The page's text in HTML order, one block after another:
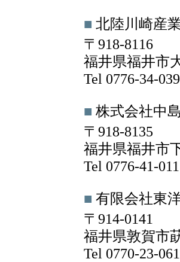
■ 北陸川崎産
〒918-8116
福井県福井市
Tel 0776-34-
■ 株式会社中
〒918-8135
福井県福井市
Tel 0776-41-
■ 有限会社東
〒914-0141
福井県敦賀市
Tel 0770-23-